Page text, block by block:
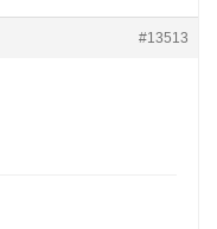
#13513